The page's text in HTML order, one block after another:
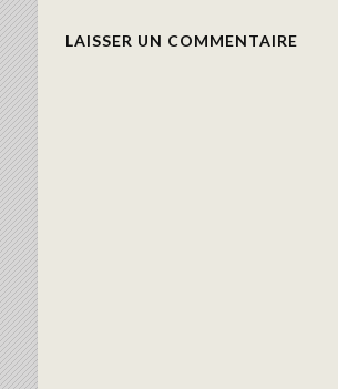
LAISSER UN COMMENTAIRE